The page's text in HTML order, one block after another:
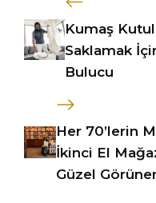
Kumaş
Saklamak
Bulucu
Her 70’lerin
İkinci El
Güzel